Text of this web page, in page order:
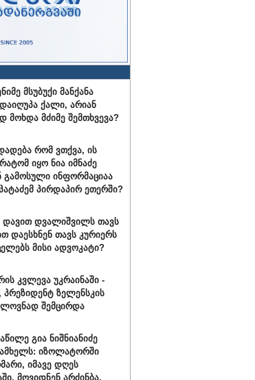
მსუბუქი მანქანა
ქალი, არიან
მოხდა მძიმე შემთხვევა?
რომ ვთქვა, ის
იყო ნია იმნაძე
გამოსული ინფორმაციაა
პირდაპირ ეთერში?
დავით დვალიშვილს თავს
დაესხნენ თავს კურიერს
მისი ადვოკატი?
კვლევა უკრაინაში -
პრეზიდენტ ზელენსკის
შემცირდა
გია ნიშნიანიძე
ამხელს: იზოლატორში
იმავე დღეს
მოვიდნენ არძინბა,